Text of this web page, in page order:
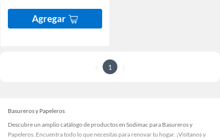
Agregar
1
Basureros y Papeleros
Descubre un amplio catálogo de productos en Sodimac para Basureros y
Papeleros. Encuentra todo lo que necesitas para renovar tu hogar. ¡Visítanos y